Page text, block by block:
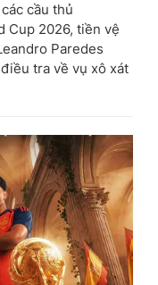
cầu thủ
Cup 2026, tiền vệ
Paredes
tra về vụ xô xát